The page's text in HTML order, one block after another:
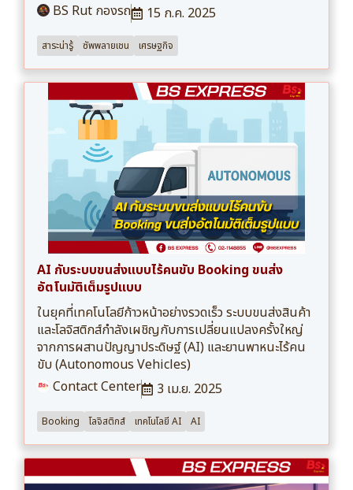
BS Rut กองรถ
15 ก.ค. 2025
สาระน่ารู้ ซัพพลายเชน เศรษฐกิจ
AI กับระบบขนส่งแบบไร้คนขับ Booking ขนส่ง
อัตโนมัติเต็มรูปแบบ
ในยุคที่เทคโนโลยีก้าวหน้าอย่างรวดเร็ว ระบบขนส่งสินค้า
และโลจิสติกส์กำลังเผชิญกับการเปลี่ยนแปลงครั้งใหญ่
จากการผสานปัญญาประดิษฐ์ (AI) และยานพาหนะไร้คน
ขับ (Autonomous Vehicles)
Contact Center
3 เม.ย. 2025
Booking โลจิสติกส์ เทคโนโลยี AI AI